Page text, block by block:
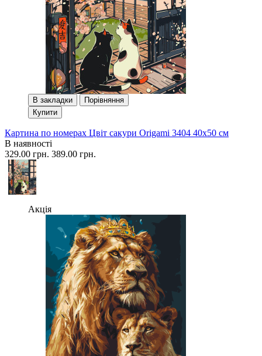
В закладки
Порівняння
Купити
Картина по номерах Цвіт сакури Origami 3404 40x50 см
В наявності
329.00 грн. 389.00 грн.
Акція